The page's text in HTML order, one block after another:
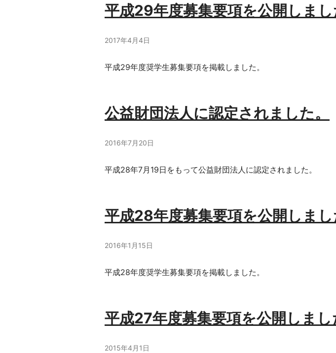
平成29年度募集要項を公開しまし
2017年4月4日
平成29年度奨学生募集要項を掲載しました。
公益財団法人に認定されました。
2016年7月20日
平成28年7月19日をもって公益財団法人に認定されました。
平成28年度募集要項を公開しまし
2016年1月15日
平成28年度奨学生募集要項を掲載しました。
平成27年度募集要項を公開しまし
2015年4月1日